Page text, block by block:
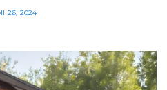
26, 2024